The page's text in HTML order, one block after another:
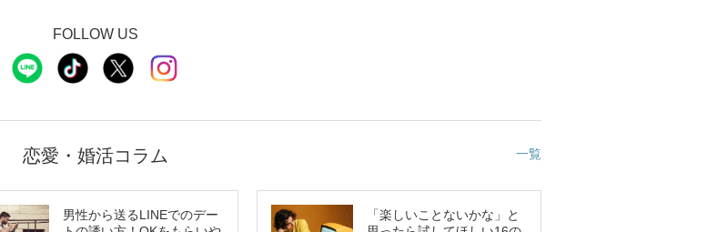
FOLLOW US
恋愛・婚活コラム 一覧
男性から送るLINEでのデー
「楽しいことないかな」と